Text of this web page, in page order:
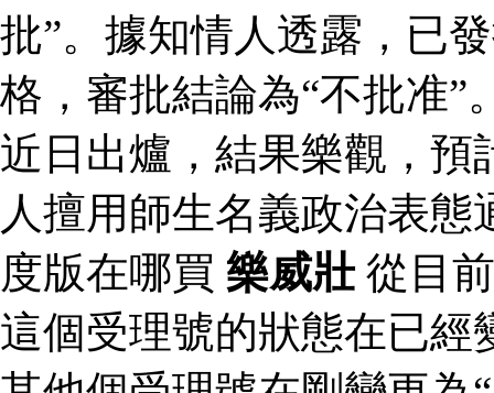
批”。據知情人透露，已
格，審批結論為“不批准”
近日出爐，結果樂觀，
人擅用師生名義政治表
度版在哪買 樂威壯從目
這個受理號的狀態在已經